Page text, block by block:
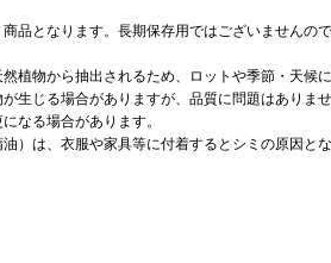
品となります。長期保存用ではございませんの
植物から抽出されるため、ロットや季節・天候
生じる場合がありますが、品質に問題はありま
なる場合があります。
）は、衣服や家具等に付着するとシミの原因と